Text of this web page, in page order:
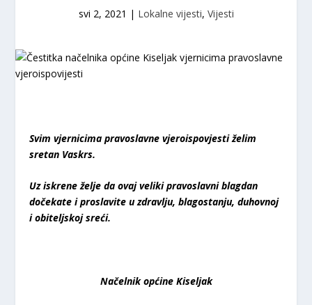
svi 2, 2021 | Lokalne vijesti, Vijesti
Svim vjernicima pravoslavne vjeroispovjesti želim
sretan Vaskrs.
Uz iskrene želje da ovaj veliki pravoslavni blagdan
dočekate i proslavite u zdravlju, blagostanju, duhovnoj
i obiteljskoj sreći.
Načelnik općine Kiseljak